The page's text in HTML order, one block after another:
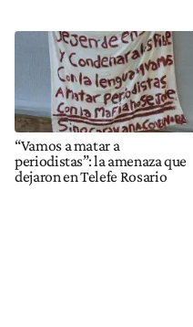
“Vamos a matar a
periodistas”: la amenaza que
dejaron en Telefe Rosario